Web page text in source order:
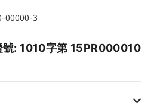
00000-3
號: 1010字第 15PR000010